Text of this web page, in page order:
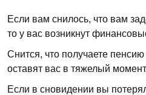
Если вам снилось, что вам
то у вас возникнут
Снится, что получаете
оставят вас в тяжелый
Если в сновидении вы